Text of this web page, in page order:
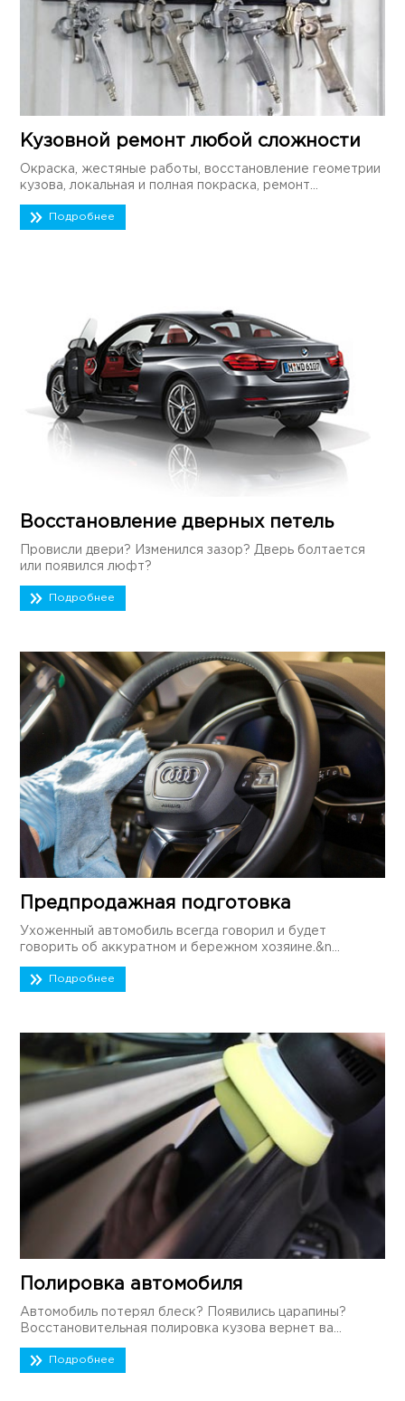
Кузовной ремонт любой сложности
Окраска, жестяные работы, восстановление геометрии
кузова, локальная и полная покраска, ремонт...
Подробнее
Восстановление дверных петель
Провисли двери? Изменился зазор? Дверь болтается
или появился люфт?
Подробнее
Предпродажная подготовка
Ухоженный автомобиль всегда говорил и будет
говорить об аккуратном и бережном хозяине.&n...
Подробнее
Полировка автомобиля
Автомобиль потерял блеск? Появились царапины?
Восстановительная полировка кузова вернет ва...
Подробнее